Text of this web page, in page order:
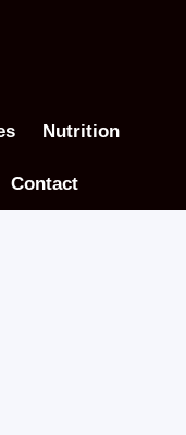
Nutrition
Contact